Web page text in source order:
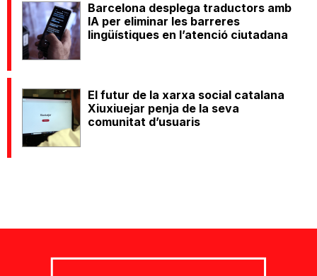
Barcelona desplega traductors amb
IA per eliminar les barreres
lingüístiques en l’atenció ciutadana
El futur de la xarxa social catalana
Xiuxiuejar penja de la seva
comunitat d’usuaris